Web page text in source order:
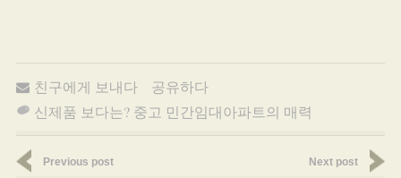
친구에게 보내다
공유하다
신제품 보다는? 중고 민간임대아파트의 매력
Previous post Next post